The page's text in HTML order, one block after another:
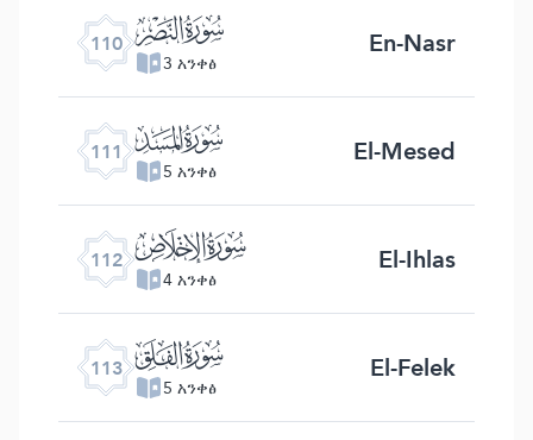
110 ﰛ
3 አንቀፅ En-Nasr
111 ﰜ
5 አንቀፅ El-Mesed
112 ﰝ
4 አንቀፅ El-Ihlas
113 ﰞ
5 አንቀፅ El-Felek